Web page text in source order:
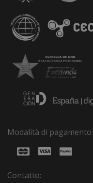
Modalità di pagamento:
Contatto: